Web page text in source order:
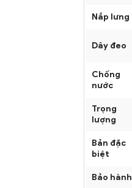
Nắp lưng
Dây đeo
Chống
nước
Trọng
lượng
Bản đặc
biệt
Bảo hành